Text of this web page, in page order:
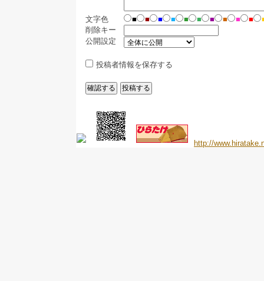
文字色 ■ ■ ■ ■ ■ ■ ■ ■ ■ ■
削除キー
公開設定
投稿者情報を保存する
http://